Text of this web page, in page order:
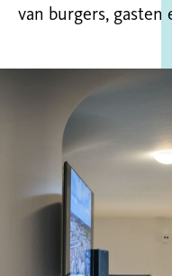
van burgers, gasten